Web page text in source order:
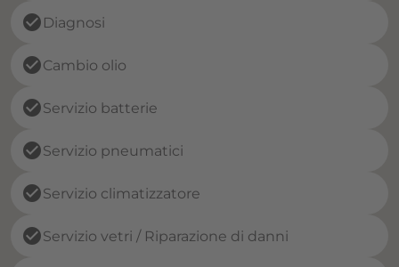
check_circle Diagnosi
check_circleCambio olio
check_circleServizio batterie
check_circleServizio pneumatici
check_circleServizio climatizzatore
check_circleServizio vetri / Riparazione di danni